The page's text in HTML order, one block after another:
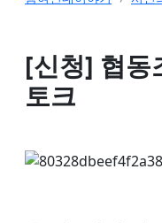
[신청] 협동
토크